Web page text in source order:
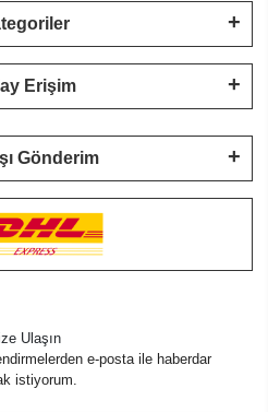
Erişim
Gönderim
Ulaşın
e-posta ile haberdar
istiyorum.